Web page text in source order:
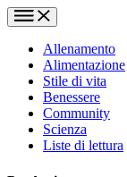
Allenamento
Alimentazione
Stile di vita
Benessere
Community
Scienza
Liste di lettura